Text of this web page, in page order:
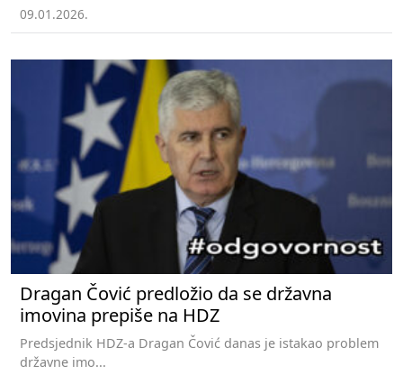
09.01.2026.
Dragan Čović predložio da se državna
imovina prepiše na HDZ
Predsjednik HDZ-a Dragan Čović danas je istakao problem
državne imo...